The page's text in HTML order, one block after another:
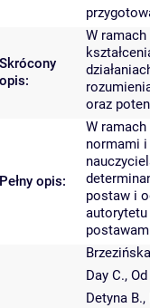
Skrócony
opis:
W
oraz
Pełny opis:
W
normami
postaw i
Day C.,
Detyna